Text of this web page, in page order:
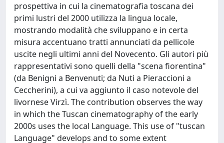
prospettiva in cui la cinematografia toscana dei
primi lustri del 2000 utilizza la lingua locale,
mostrando modalità che sviluppano e in certa
misura accentuano tratti annunciati da pellicole
uscite negli ultimi anni del Novecento. Gli autori più
rappresentativi sono quelli della "scena fiorentina"
(da Benigni a Benvenuti; da Nuti a Pieraccioni a
Ceccherini), a cui va aggiunto il caso notevole del
livornese Virzì. The contribution observes the way
in which the Tuscan cinematography of the early
2000s uses the local Language. This use of "tuscan
Language" develops and to some extent